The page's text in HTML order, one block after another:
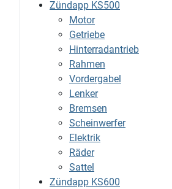
Zündapp KS500
Motor
Getriebe
Hinterradantrieb
Rahmen
Vordergabel
Lenker
Bremsen
Scheinwerfer
Elektrik
Räder
Sattel
Zündapp KS600